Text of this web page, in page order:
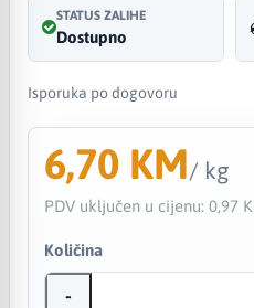
STATUS ZALIHE
Dostupno
Isporuka po dogovoru
6,70 KM/ kg
PDV uključen u cijenu: 0,97
Količina
-